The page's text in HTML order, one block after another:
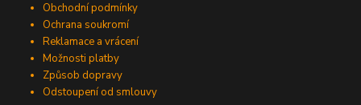
Obchodní podmínky
Ochrana soukromí
Reklamace a vrácení
Možnosti platby
Způsob dopravy
Odstoupení od smlouvy